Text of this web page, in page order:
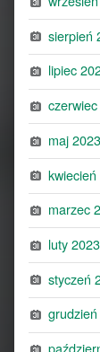
sierpień
lipiec
maj 2023
marzec
luty 2023
styczeń